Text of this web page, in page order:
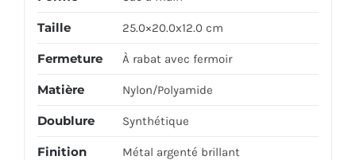
Taille 25.0×20.0x12.0 cm
Fermeture À rabat avec fermoir
Matière Nylon/Polyamide
Doublure Synthétique
Finition Métal argenté brillant